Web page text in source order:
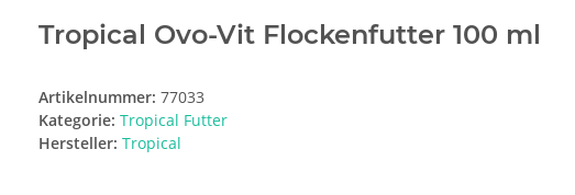
Tropical Ovo-Vit Flockenfutter 100 ml
Artikelnummer: 77033
Kategorie: Tropical Futter
Hersteller: Tropical